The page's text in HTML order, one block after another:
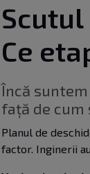
Ce
Încă
față de cum
Planul de
factor. Inginerii